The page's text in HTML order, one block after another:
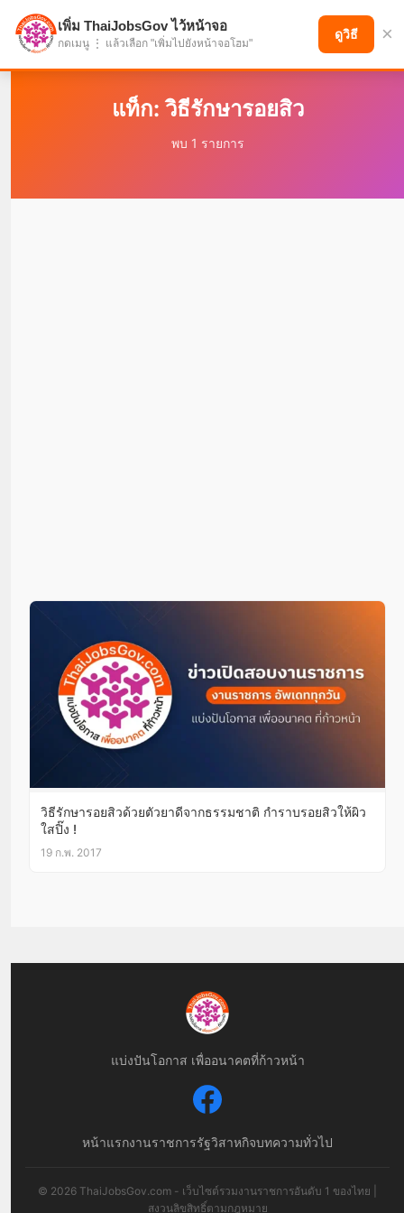
แบ่งปันโอกาส เพื่ออนาคตที่ก้าวหน้า
แท็ก: วิธีรักษารอยสิว
พบ 1 รายการ
วิธีรักษารอยสิวด้วยตัวยาดีจากธรรมชาติ กำราบรอยสิวให้ผิว
ใสปิ๊ง !
19 ก.พ. 2017
แบ่งปันโอกาส เพื่ออนาคตที่ก้าวหน้า
หน้าแรกงานราชการรัฐวิสาหกิจบทความทั่วไป
© 2026 ThaiJobsGov.com - เว็บไซต์รวมงานราชการอันดับ 1 ของไทย |
สงวนลิขสิทธิ์ตามกฎหมาย
เพิ่ม ThaiJobsGov ไว้หน้าจอ
กดเมนู ⋮ แล้วเลือก "เพิ่มไปยังหน้าจอโฮม"
ดูวิธี ×